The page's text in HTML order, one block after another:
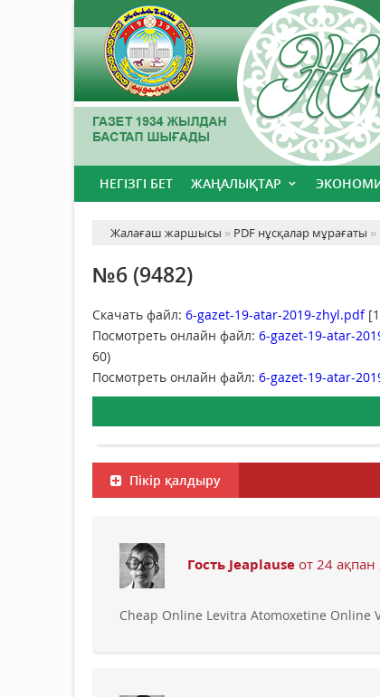
НЕГІЗГІ БЕТ ЖАҢАЛЫҚТАР
Жалағаш жаршысы » PDF нұсқалар мұрағаты
№6 (9482)
Скачать файл: 6-gazet-19-atar-2019-zhyl.pdf
Посмотреть онлайн файл: 6-gazet-19-atar-
60)
Посмотреть онлайн файл: 6-gazet-19-atar-
Пікір қалдыру
Гость Jeaplause от 24
Cheap Online Levitra Atomoxetine Online